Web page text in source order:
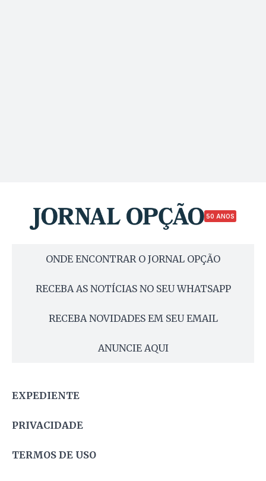
50 ANOS
ONDE ENCONTRAR O JORNAL OPÇÃO
RECEBA AS NOTÍCIAS NO SEU WHATSAPP
RECEBA NOVIDADES EM SEU EMAIL
ANUNCIE AQUI
EXPEDIENTE
PRIVACIDADE
TERMOS DE USO